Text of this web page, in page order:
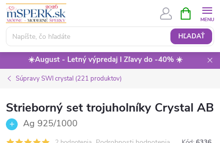
Prejsť
obsah
HĽADAŤ
KOŠÍK
☀️August - Letný výpredaj I Zľavy do -40% ☀️
Súpravy SWI crystal (221 produktov)
Strieborný set trojuholníky Crystal AB
Ag 925/1000